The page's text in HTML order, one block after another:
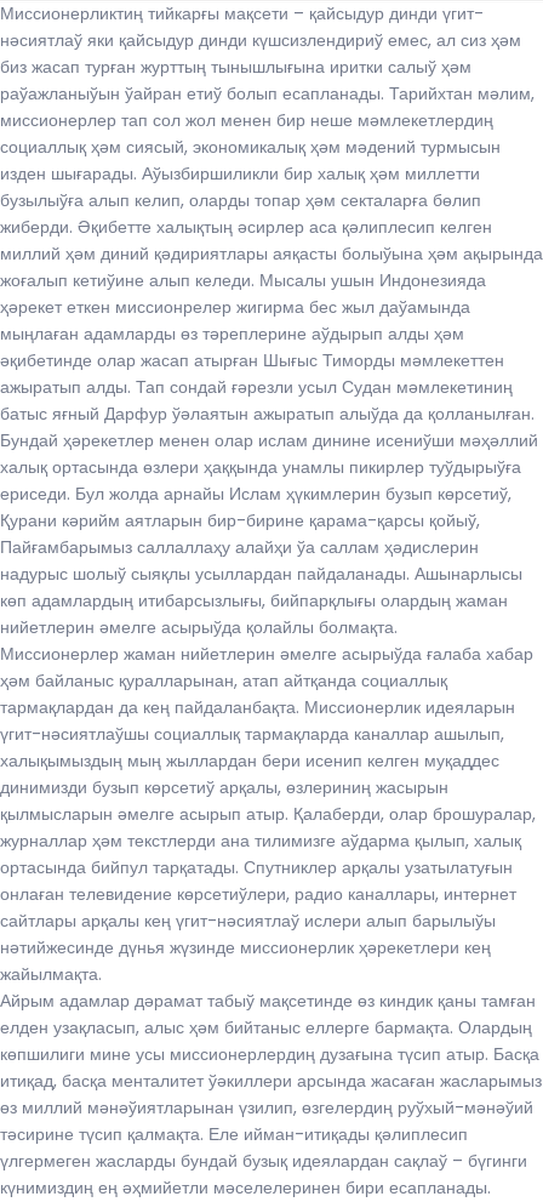
Миссионерликтиң тийкарғы мақсети – қайсыдур динди үгит-
нәсиятлаў яки қайсыдур динди күшсизлендириў емес, ал сиз ҳәм
биз жасап турған журттың тынышлығына иритки салыў ҳәм
раўажланыўын ўайран етиў болып есапланады. Тарийхтан мәлим,
миссионерлер тап сол жол менен бир неше мәмлекетлердиң
социаллық ҳәм сиясый, экономикалық ҳәм мәдений турмысын
изден шығарады. Аўызбиршиликли бир халық ҳәм миллетти
бузылыўға алып келип, оларды топар ҳәм секталарға бөлип
жиберди. Әқибетте халықтың әсирлер аса қәлиплесип келген
миллий ҳәм диний қәдириятлары аяқасты болыўына ҳәм ақырында
жоғалып кетиўине алып келеди. Мысалы ушын Индонезияда
ҳәрекет еткен миссионрелер жигирма бес жыл даўамында
мыңлаған адамларды өз тәреплерине аўдырып алды ҳәм
әқибетинде олар жасап атырған Шығыс Тиморды мәмлекеттен
ажыратып алды. Тап сондай ғәрезли усыл Судан мәмлекетиниң
батыс яғный Дарфур ўәлаятын ажыратып алыўда да қолланылған.
Бундай ҳәрекетлер менен олар ислам динине исениўши мәҳәллий
халық ортасында өзлери ҳаққында унамлы пикирлер туўдырыўға
ериседи. Бул жолда арнайы Ислам ҳүкимлерин бузып көрсетиў,
Қурани кәрийм аятларын бир-бирине қарама-қарсы қойыў,
Пайғамбарымыз саллаллаҳу алайҳи ўа саллам ҳәдислерин
надурыс шолыў сыяқлы усыллардан пайдаланады. Ашынарлысы
көп адамлардың итибарсызлығы, бийпарқлығы олардың жаман
нийетлерин әмелге асырыўда қолайлы болмақта.
Миссионерлер жаман нийетлерин әмелге асырыўда ғалаба хабар
ҳәм байланыс қуралларынан, атап айтқанда социаллық
тармақлардан да кең пайдаланбақта. Миссионерлик идеяларын
үгит-нәсиятлаўшы социаллық тармақларда каналлар ашылып,
халықымыздың мың жыллардан бери исенип келген муқаддес
динимизди бузып көрсетиў арқалы, өзлериниң жасырын
қылмысларын әмелге асырып атыр. Қалаберди, олар брошуралар,
журналлар ҳәм текстлерди ана тилимизге аўдарма қылып, халық
ортасында бийпул тарқатады. Спутниклер арқалы узатылатуғын
онлаған телевидение көрсетиўлери, радио каналлары, интернет
сайтлары арқалы кең үгит-нәсиятлаў ислери алып барылыўы
нәтийжесинде дүнья жүзинде миссионерлик ҳәрекетлери кең
жайылмақта.
Айрым адамлар дәрамат табыў мақсетинде өз киндик қаны тамған
елден узақласып, алыс ҳәм бийтаныс еллерге бармақта. Олардың
көпшилиги мине усы миссионерлердиң дузағына түсип атыр. Басқа
итиқад, басқа менталитет ўәкиллери арсында жасаған жасларымыз
өз миллий мәнәўиятларынан үзилип, өзгелердиң руўхый-мәнәўий
тәсирине түсип қалмақта. Еле ийман-итиқады қәлиплесип
үлгермеген жасларды бундай бузық идеялардан сақлаў – бүгинги
күнимиздиң ең әҳмийетли мәселелеринен бири есапланады.